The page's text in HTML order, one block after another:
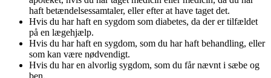
haft betændelsessamtaler, eller efter at have taget det.
Hvis du har haft en sygdom som diabetes, da der er tilfældet
på en lægehjælp.
Hvis du har haft en sygdom, som du har haft behandling, eller
som kan være nødvendigt.
Hvis du har en alvorlig sygdom, som du får nævnt i sæbe og
ben.